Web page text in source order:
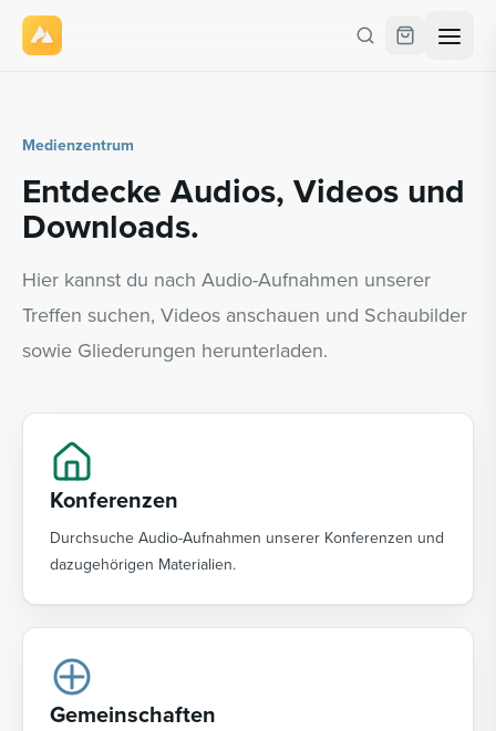
Medienzentrum
Entdecke Audios, Videos und
Downloads.
Hier kannst du nach Audio-Aufnahmen unserer
Treffen suchen, Videos anschauen und Schaubilder
sowie Gliederungen herunterladen.
Konferenzen
Durchsuche Audio-Aufnahmen unserer Konferenzen und
dazugehörigen Materialien.
Gemeinschaften